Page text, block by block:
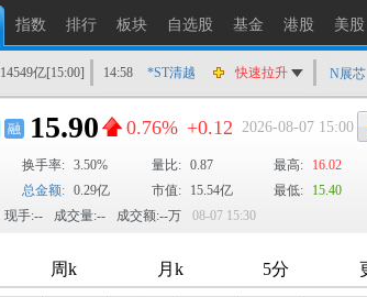
指数 排行 板块 自选股 基金 港股 美股
14549亿[15:00] 14:58 *ST清越
快速拉升
14:56
上工Ｂ股
快速拉升
14:56
爱丽家居
快速拉升
14:56
金凯生科
14:56
南亚新材
猛烈打压
14:55
成都先导
盛达资源
14:55
盛达资源
快速拉升
N展芯
融 15.90 0.76% +0.12 2026-08-07 15:00
换手率: 3.50% 量比: 0.87 最高: 16.02
总金额: 0.29亿 市值: 15.54亿 最低: 15.40
现手:-- 成交量:-- 成交额:--万 08-07 15:30